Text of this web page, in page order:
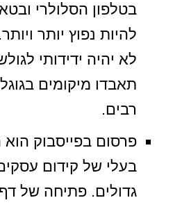
בטלפון הסלולרי
להיות נפוץ יותר
לא יהיה ידידותי
תאבדו מיקומים
רבים.
פרסום בפייסבוק
בעלי של קידום
גדולים. פתיחה של